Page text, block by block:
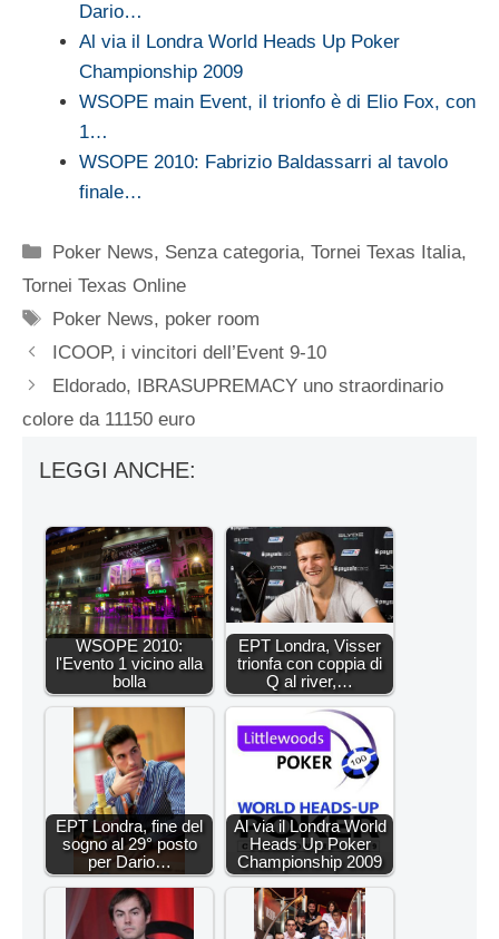
Dario…
Al via il Londra World Heads Up Poker
Championship 2009
WSOPE main Event, il trionfo è di Elio Fox, con
1…
WSOPE 2010: Fabrizio Baldassarri al tavolo
finale…
Categorie
Poker News, Senza categoria,Tornei Texas Italia,
Tornei Texas Online
Tag
Poker News, poker room
ICOOP, i vincitori dell’Event 9-10
Eldorado, IBRASUPREMACY uno straordinario
colore da 11150 euro
LEGGI ANCHE:
WSOPE 2010:
l'Evento 1 vicino alla
bolla
EPT Londra, Visser
trionfa con coppia di
Q al river,…
EPT Londra, fine del
sogno al 29° posto
per Dario…
Al via il Londra World
Heads Up Poker
Championship 2009